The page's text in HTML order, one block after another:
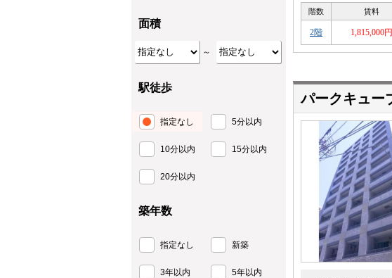
階数 賃料
2階 1,815,000円
パークキュー
面積
～
駅徒歩
指定なし 5分以内
10分以内 15分以内
20分以内
築年数
指定なし 新築
3年以内 5年以内